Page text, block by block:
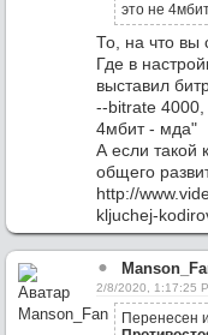
это не
То, на что вы
Где в
выставил
--bitrate 4000,
4мбит - мда"
А если такой
общего
http://
kljuchej-
2/8/2020, 1:17:25
Перенесен